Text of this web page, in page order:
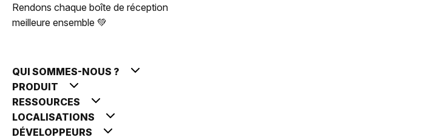
Rendons chaque boîte de réception
meilleure ensemble 💚
QUI SOMMES-NOUS ?
PRODUIT
RESSOURCES
LOCALISATIONS
DÉVELOPPEURS